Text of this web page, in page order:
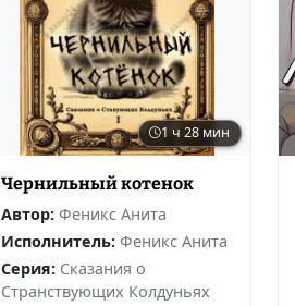
1 ч 28 мин
Чернильный котенок
Автор: Феникс Анита
Исполнитель: Феникс Анита
Серия: Сказания о
Странствующих Колдуньях